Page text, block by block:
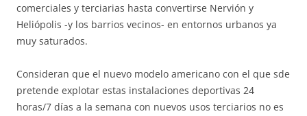
comerciales y terciarias hasta convertirse Nervión y
Heliópolis -y los barrios vecinos- en entornos urbanos ya
muy saturados.
Consideran que el nuevo modelo americano con el que sde
pretende explotar estas instalaciones deportivas 24
horas/7 días a la semana con nuevos usos terciarios no es